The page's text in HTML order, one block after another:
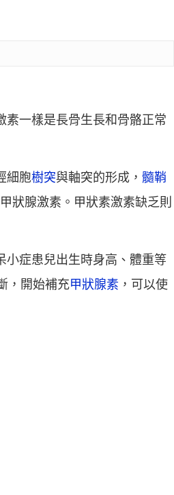
素一樣是長骨生長和骨骼正常
細胞樹突與軸突的形成， 髓鞘
狀腺激素。甲狀素激素缺乏則
小症患兒出生時身高、體重等
，開始補充甲狀腺素 ，可以使